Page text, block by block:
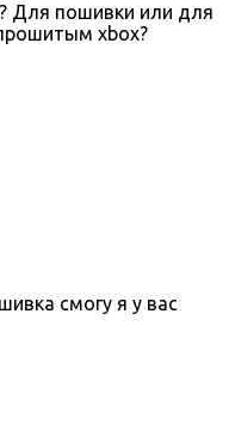
Для пошивки или для
xbox?
смогу я у вас